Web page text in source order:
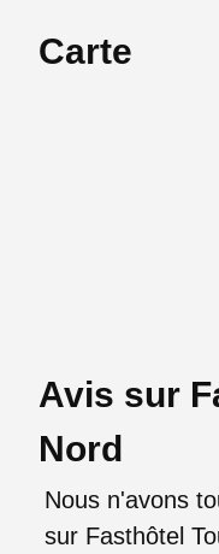
Carte
Avis sur
Nord
Nous n'avons
sur Fasthôtel